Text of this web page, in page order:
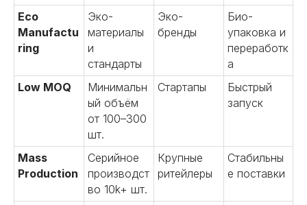
Eco
Manufactu
ring
Эко-
материалы
и
стандарты
Эко-
бренды
Био-
упаковка и
переработк
а
Low MOQ
Минимальн
ый объём
от 100–300
шт.
Стартапы
Быстрый
запуск
Mass
Production
Серийное
производст
во 10k+ шт.
Крупные
ритейлеры
Стабильны
е поставки